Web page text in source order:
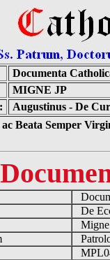
Documenta
MIGNE JP
Augustinus - De
Beata Semper
De